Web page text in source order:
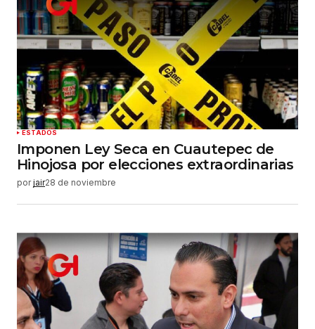
ESTADOS
Imponen Ley Seca en Cuautepec de
Hinojosa por elecciones extraordinarias
por jair28 de noviembre